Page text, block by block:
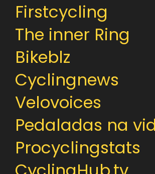
Firstcycling
The inner Ring
Bikeblz
Cyclingnews
Velovoices
Pedaladas na
Procyclingstats